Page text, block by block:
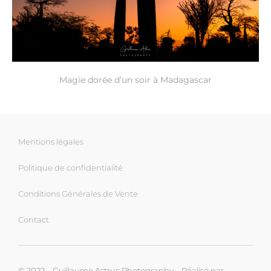
Magie dorée d’un soir à Madagascar
Mentions légales
Politique de confidentialité
Conditions Générales de Vente
Contact